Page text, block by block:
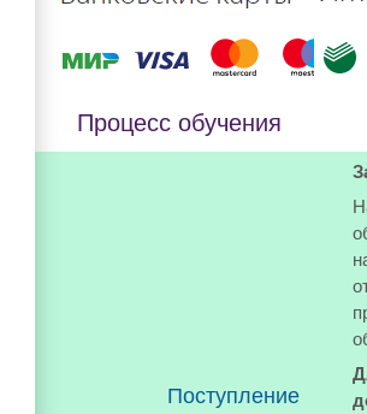
Процесс обучения
Поступление